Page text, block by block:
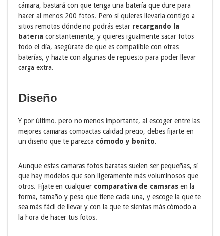
cámara, bastará con que tenga una batería que dure para
hacer al menos 200 fotos. Pero si quieres llevarla contigo a
sitios remotos dónde no podrás estar recargando la
batería constantemente, y quieres igualmente sacar fotos
todo el día, asegúrate de que es compatible con otras
baterías, y hazte con algunas de repuesto para poder llevar
carga extra.
Diseño
Y por último, pero no menos importante, al escoger entre las
mejores camaras compactas calidad precio, debes fijarte en
un diseño que te parezca cómodo y bonito.
Aunque estas camaras fotos baratas suelen ser pequeñas, sí
que hay modelos que son ligeramente más voluminosos que
otros. Fíjate en cualquier comparativa de camaras en la
forma, tamaño y peso que tiene cada una, y escoge la que te
sea más fácil de llevar y con la que te sientas más cómodo a
la hora de hacer tus fotos.